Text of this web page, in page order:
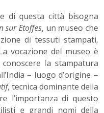
di questa città bisogna
sur Etoffes, un museo che
di tessuti stampati,
vocazione del museo è
la stampatura
– luogo d’origine –
, tecnica dominante della
l’importanza di questo
e grandi nomi della